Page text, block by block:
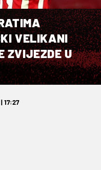
VELIKANI
ZVIJEZDE U
17:27